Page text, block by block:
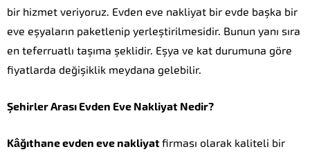
bir hizmet veriyoruz. Evden eve nakliyat bir evde başka bir
eve eşyaların paketlenip yerleştirilmesidir. Bunun yanı sıra
en teferruatlı taşıma şeklidir. Eşya ve kat durumuna göre
fiyatlarda değişiklik meydana gelebilir.
Şehirler Arası Evden Eve Nakliyat Nedir?
Kâğıthane evden eve nakliyat firması olarak kaliteli bir